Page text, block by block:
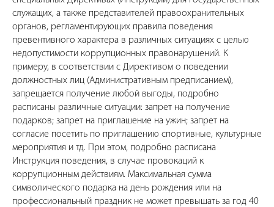
служащих, а также представителей правоохранительных
органов, регламентирующих правила поведения
превентивного характера в различных ситуациях с целью
недопустимости коррупционных правонарушений. К
примеру, в соответствии с Директивом о поведении
должностных лиц (Административным предписанием),
запрещается получение любой выгоды, подробно
расписаны различные ситуации: запрет на получение
подарков; запрет на приглашение на ужин; запрет на
согласие посетить по приглашению спортивные, культурные
мероприятия и тд. При этом, подробно расписана
Инструкция поведения, в случае провокаций к
коррупционным действиям. Максимальная сумма
символического подарка на день рождения или на
профессиональный праздник не может превышать за год 40